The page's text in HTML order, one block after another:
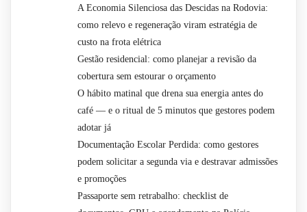
A Economia Silenciosa das Descidas na Rodovia:
como relevo e regeneração viram estratégia de
custo na frota elétrica
Gestão residencial: como planejar a revisão da
cobertura sem estourar o orçamento
O hábito matinal que drena sua energia antes do
café — e o ritual de 5 minutos que gestores podem
adotar já
Documentação Escolar Perdida: como gestores
podem solicitar a segunda via e destravar admissões
e promoções
Passaporte sem retrabalho: checklist de